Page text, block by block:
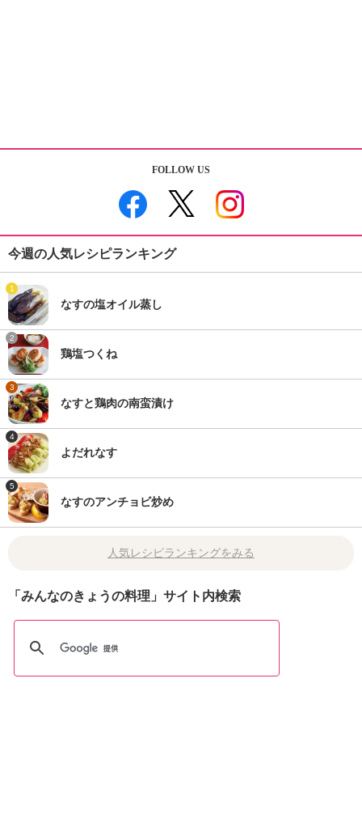
FOLLOW US
今週の人気レシピランキング
1
なすの塩オイル蒸し
2
鶏塩つくね
3
なすと鶏肉の南蛮漬け
4
よだれなす
5
なすのアンチョビ炒め
人気レシピランキングをみる
「みんなのきょうの料理」サイト内検索